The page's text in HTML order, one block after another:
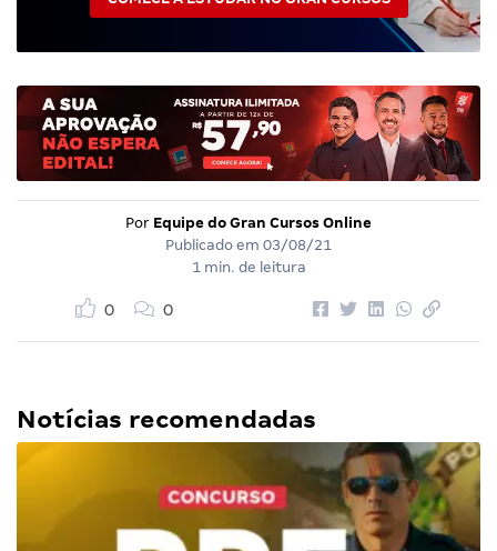
Por Equipe do Gran Cursos Online
Publicado em 03/08/21
1 min. de leitura
0 0
Notícias recomendadas